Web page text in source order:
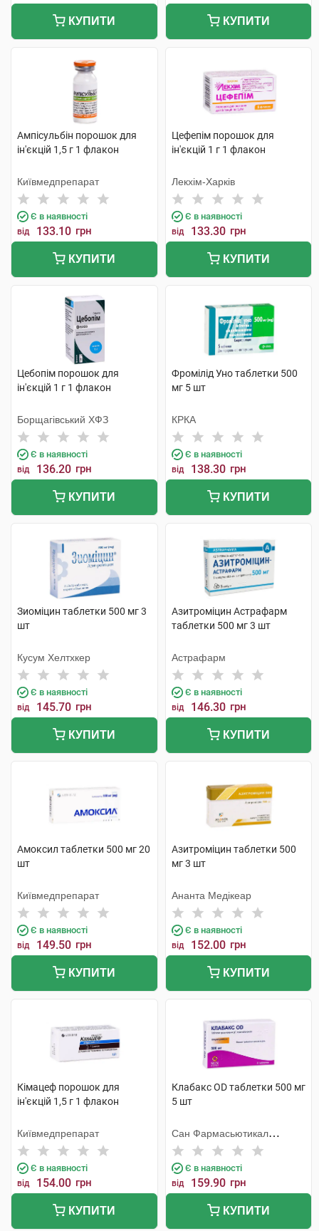
КУПИТИ КУПИТИ
Ампісульбін порошок для
ін'єкцій 1,5 г 1 флакон
Київмедпрепарат
Є в наявності
від 133.10 грн
КУПИТИ
Цефепім порошок для
ін'єкцій 1 г 1 флакон
Лекхім-Харків
Є в наявності
від 133.30 грн
КУПИТИ
Цебопім порошок для
ін'єкцій 1 г 1 флакон
Борщагівський ХФЗ
Є в наявності
від 136.20 грн
КУПИТИ
Фромілід Уно таблетки 500
мг 5 шт
КРКА
Є в наявності
від 138.30 грн
КУПИТИ
Зиоміцин таблетки 500 мг 3
шт
Кусум Хелтхкер
Є в наявності
від 145.70 грн
КУПИТИ
Азитроміцин Астрафарм
таблетки 500 мг 3 шт
Астрафарм
Є в наявності
від 146.30 грн
КУПИТИ
Амоксил таблетки 500 мг 20
шт
Київмедпрепарат
Є в наявності
від 149.50 грн
КУПИТИ
Азитроміцин таблетки 500
мг 3 шт
Ананта Медікеар
Є в наявності
від 152.00 грн
КУПИТИ
Кімацеф порошок для
ін'єкцій 1,5 г 1 флакон
Київмедпрепарат
Є в наявності
від 154.00 грн
КУПИТИ
Клабакс OD таблетки 500 мг
5 шт
Сан Фармасьютикал
Індастріз
Є в наявності
від 159.90 грн
КУПИТИ